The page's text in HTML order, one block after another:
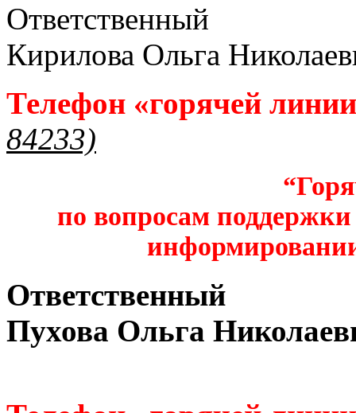
Ответственный
Кирилова Ольга
Телефон «горячей
84233)
по вопросам поддержки
Ответственный
Пухова Ольга